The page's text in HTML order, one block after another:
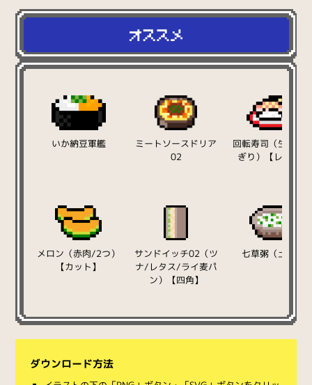
いか納豆軍艦
ミートソースドリア
02
回転寿司（生ハム
ぎり）【レッド】
メロン（赤肉/2つ）
【カット】
サンドイッチ02（ツ
ナ/レタス/ライ麦パ
ン）【四角】
七草粥（土鍋）
ダウンロード方法